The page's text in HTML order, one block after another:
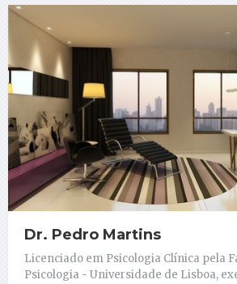
Dr. Pedro Martins
Licenciado em Psicologia Clínica pela
Psicologia - Universidade de Lisboa,